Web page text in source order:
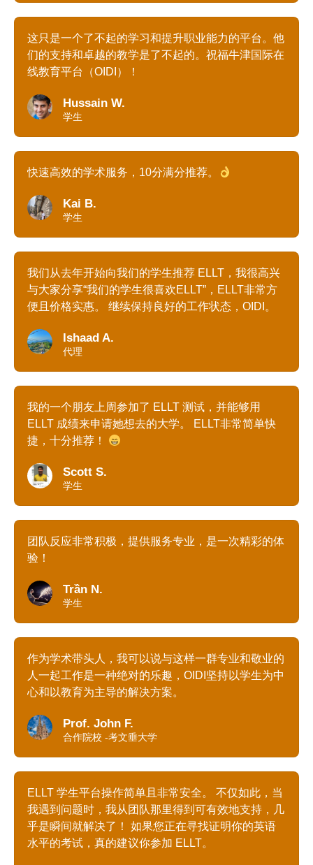
这只是一个了不起的学习和提升职业能力的平台。他
们的支持和卓越的教学是了不起的。祝福牛津国际在
线教育平台（OIDI）！
Hussain W.
学生
快速高效的学术服务，10分满分推荐。
Kai B.
学生
我们从去年开始向我们的学生推荐 ELLT，我很高兴
与大家分享“我们的学生很喜欢ELLT”，ELLT非常方
便且价格实惠。 继续保持良好的工作状态，OIDI。
Ishaad A.
代理
我的一个朋友上周参加了 ELLT 测试，并能够用
ELLT 成绩来申请她想去的大学。 ELLT非常简单快
捷，十分推荐！
Scott S.
学生
团队反应非常积极，提供服务专业，是一次精彩的体
验！
Trần N.
学生
作为学术带头人，我可以说与这样一群专业和敬业的
人一起工作是一种绝对的乐趣，OIDI坚持以学生为中
心和以教育为主导的解决方案。
Prof. John F.
合作院校 -考文垂大学
ELLT 学生平台操作简单且非常安全。 不仅如此，当
我遇到问题时，我从团队那里得到可有效地支持，几
乎是瞬间就解决了！ 如果您正在寻找证明你的英语
水平的考试，真的建议你参加 ELLT。